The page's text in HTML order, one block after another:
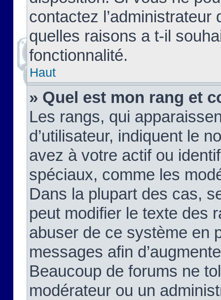
contactez
quelles raisons a t-il
fonctionnalité.
Haut
» Quel est mon rang et
Les rangs, qui
d’utilisateur, indiquent le
avez à votre actif ou
spéciaux, comme les
Dans la plupart des cas,
peut modifier le texte des
abuser de ce système en
messages afin
Beaucoup de forums ne
modérateur ou un